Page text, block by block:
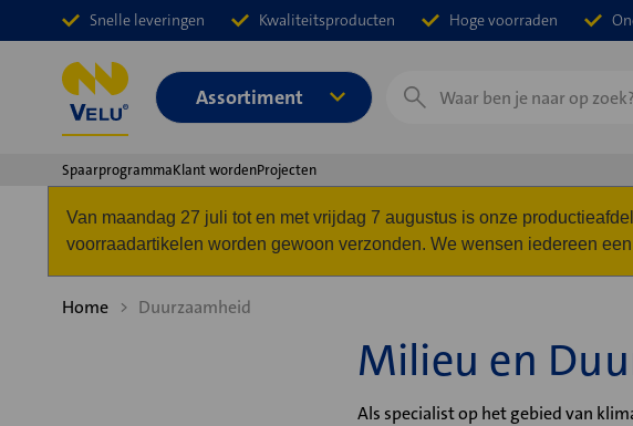
Snelle leveringen Kwaliteitsproducten Hoge voorraden
Assortiment
Zoeken
SpaarprogrammaKlant wordenProjecten
Van maandag 27 juli tot en met vrijdag 7 augustus is onze
voorraadartikelen worden gewoon verzonden. We wensen iedereen
Home Duurzaamheid
Milieu en
Als specialist op het gebied van